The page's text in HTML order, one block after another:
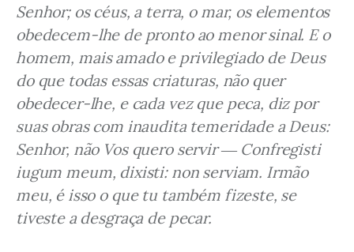
Senhor; os céus, a terra, o mar, os elementos
obedecem-lhe de pronto ao menor sinal. E o
homem, mais amado e privilegiado de Deus
do que todas essas criaturas, não quer
obedecer-lhe, e cada vez que peca, diz por
suas obras com inaudita temeridade a Deus:
Senhor, não Vos quero servir ― Confregisti
iugum meum, dixisti: non serviam. Irmão
meu, é isso o que tu também fizeste, se
tiveste a desgraça de pecar.